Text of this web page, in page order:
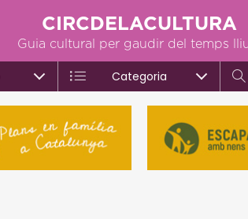
CIRCDELACULTURA
Guia cultural per gaudir del temps
Categoria